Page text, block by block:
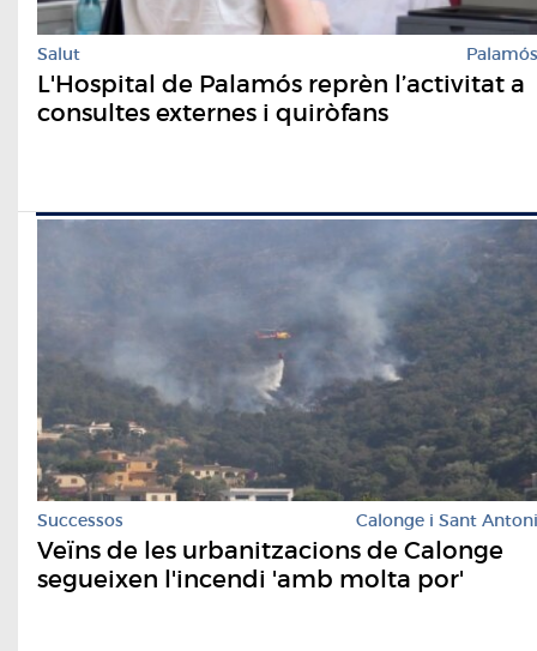
Salut Palamós
L'Hospital de Palamós reprèn l’activitat a
consultes externes i quiròfans
Successos Calonge i Sant Antoni
Veïns de les urbanitzacions de Calonge
segueixen l'incendi 'amb molta por'